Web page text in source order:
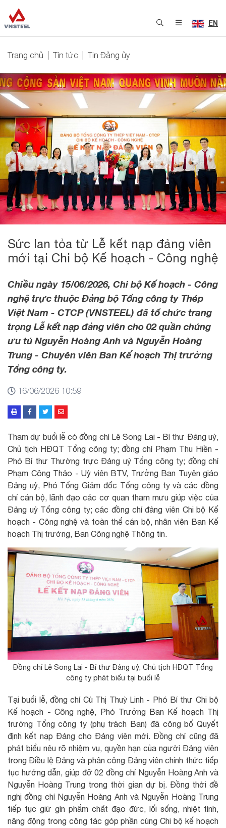
EN
Trang chủ Tin tức Tin Đảng ủy
Sức lan tỏa từ Lễ kết nạp đảng viên
mới tại Chi bộ Kế hoạch - Công nghệ
Chiều ngày 15/06/2026, Chi bộ Kế hoạch - Công
nghệ trực thuộc Đảng bộ Tổng công ty Thép
Việt Nam - CTCP (VNSTEEL) đã tổ chức trang
trọng Lễ kết nạp đảng viên cho 02 quần chúng
ưu tú Nguyễn Hoàng Anh và Nguyễn Hoàng
Trung - Chuyên viên Ban Kế hoạch Thị trường
Tổng công ty.
16/06/2026 10:59
Tham dự buổi lễ có đồng chí Lê Song Lai - Bí thư Đảng uỷ,
Chủ tịch HĐQT Tổng công ty; đồng chí Phạm Thu Hiền -
Phó Bí thư Thường trực Đảng uỷ Tổng công ty; đồng chí
Phạm Công Thảo - Uỷ viên BTV, Trưởng Ban Tuyên giáo
Đảng uỷ, Phó Tổng Giám đốc Tổng công ty và các đồng
chí cán bộ, lãnh đạo các cơ quan tham mưu giúp việc của
Đảng uỷ Tổng công ty; các đồng chí đảng viên Chi bộ Kế
hoạch - Công nghệ và toàn thể cán bộ, nhân viên Ban Kế
hoạch Thị trường, Ban Công nghệ Thông tin.
Đồng chí Lê Song Lai - Bí thư Đảng uỷ, Chủ tịch HĐQT Tổng
công ty phát biểu tại buổi lễ
Tại buổi lễ, đồng chí Cù Thị Thuỳ Linh - Phó Bí thư Chi bộ
Kế hoạch - Công nghệ, Phó Trưởng Ban Kế hoạch Thị
trường Tổng công ty (phụ trách Ban) đã công bố Quyết
định kết nạp Đảng cho Đảng viên mới. Đồng chí cũng đã
phát biểu nêu rõ nhiệm vụ, quyền hạn của người Đảng viên
trong Điều lệ Đảng và phân công Đảng viên chính thức tiếp
tục hướng dẫn, giúp đỡ 02 đồng chí Nguyễn Hoàng Anh và
Nguyễn Hoàng Trung trong thời gian dự bị. Đồng thời đề
nghị đồng chí Nguyễn Hoàng Anh và Nguyễn Hoàng Trung
tiếp tục giữ gìn phẩm chất đạo đức, lối sống, nhiệt tình,
năng động trong công tác góp phần cùng Chi bộ kế hoạch